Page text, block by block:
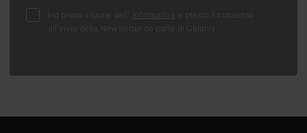
Ho preso visione dell' informativa
e presto il consenso
all'invio della Newsletter da parte di Galanis